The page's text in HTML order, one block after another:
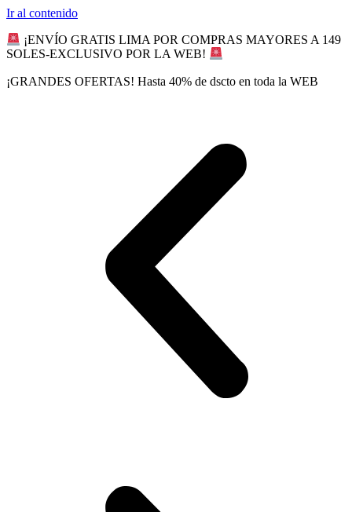
Ir al contenido
¡ENVÍO GRATIS LIMA POR COMPRAS MAYORES A 149
SOLES-EXCLUSIVO POR LA WEB!
¡GRANDES OFERTAS! Hasta 40% de dscto en toda la WEB